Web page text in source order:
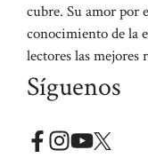
cubre. Su amor por
conocimiento de la
lectores las mejores
Síguenos